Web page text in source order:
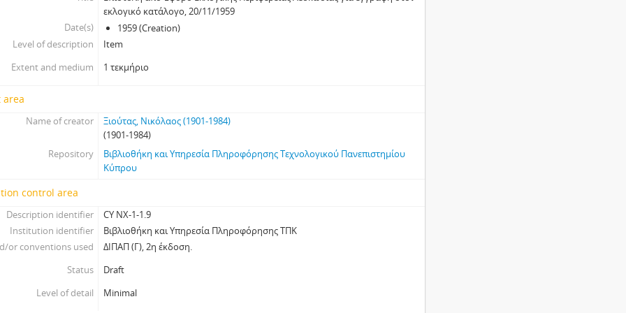
εκλογικό κατάλογο, 20/11/1959
Date(s)
1959 (Creation)
Level of description
Item
Extent and medium
1 τεκμήριο
area
Name of creator
Ξιούτας, Νικόλαος (1901-1984)
(1901-1984)
Repository
Βιβλιοθήκη και Υπηρεσία Πληροφόρησης Τεχνολογικού Πανεπιστημίου
Κύπρου
control area
Description identifier
CY NX-1-1.9
Institution identifier
Βιβλιοθήκη και Υπηρεσία Πληροφόρησης ΤΠΚ
or conventions used
ΔΙΠΑΠ (Γ), 2η έκδοση.
Status
Draft
Level of detail
Minimal